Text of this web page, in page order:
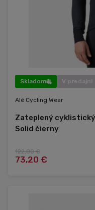
Skladom V predajni
Alé Cycling Wear
Zateplený cyklistický
Solid čierny
122,00 €
73,20 €